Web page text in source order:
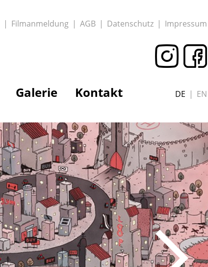
Filmanmeldung AGB Datenschutz Impressum
Galerie Kontakt DE EN